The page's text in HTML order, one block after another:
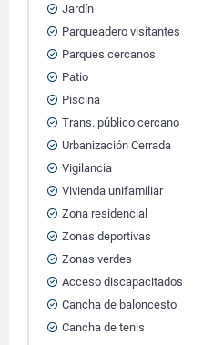
Jardín
Parqueadero visitantes
Parques cercanos
Patio
Piscina
Trans. público cercano
Urbanización Cerrada
Vigilancia
Vivienda unifamiliar
Zona residencial
Zonas deportivas
Zonas verdes
Acceso discapacitados
Cancha de baloncesto
Cancha de tenis